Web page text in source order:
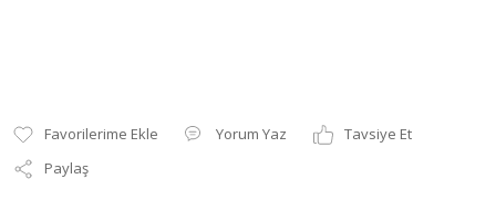
Yorum Yaz
Tavsiye Et
Paylaş